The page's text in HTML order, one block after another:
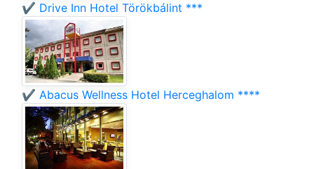
✔️ Drive Inn Hotel Törökbálint ***
✔️ Abacus Wellness Hotel Herceghalom ****